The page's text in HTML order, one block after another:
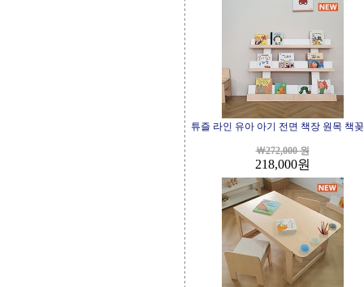
튜즐 라인 유아 아기 전면 책장 원목 책
￦272,000 원
218,000원